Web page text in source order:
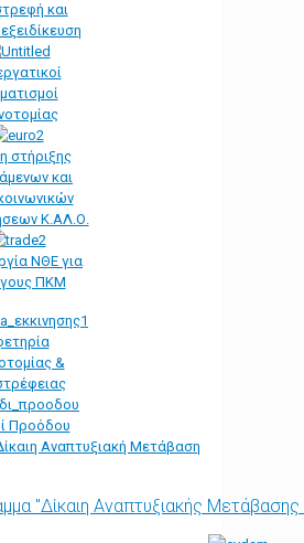
και
στήριξης
και
Κ.ΑΛ.Ο.
ΝΘΕ για
ΠΚΜ
&
Προόδου
Αναπτυξιακή Μετάβαση
"Δίκαιη Αναπτυξιακής